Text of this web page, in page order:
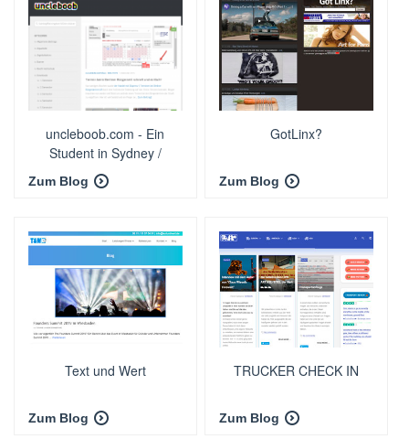
uncleboob.com - Ein
Student in Sydney /
Australien
Zum Blog
GotLinx?
Zum Blog
Text und Wert
Zum Blog
TRUCKER CHECK IN
Zum Blog